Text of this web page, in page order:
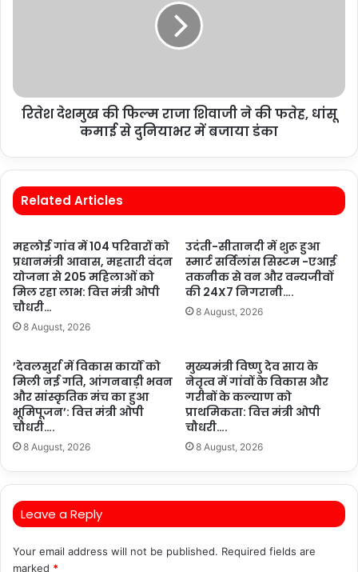
रितेश देशमुख की फिल्म राजा शिवाजी ने की फतेह, धांसू
कमाई से दुनियाभर में बजाया डंका
Related Articles
महलोई गांव में 104 परिवारों को
प्रधानमंत्री आवास, महतारी वंदन
योजना से 205 महिलाओं को
मिल रहा लाभ: वित्त मंत्री ओपी
चौधरी…
8 August, 2026
उदंती-सीतानदी में शुरू हुआ
स्मार्ट सर्विलांस सिस्टम -एआई
तकनीक से वन और वन्यजीवों
की 24X7 निगरानी….
8 August, 2026
’देवलसुर्रा में विकास कार्यों को
मिली नई गति, आंगनबाड़ी भवन
और सांस्कृतिक मंच का हुआ
भूमिपूजन’: वित्त मंत्री ओपी
चौधरी….
8 August, 2026
मुख्यमंत्री विष्णु देव साय के
नेतृत्व में गांवों के विकास और
गरीबों के कल्याण को
प्राथमिकता: वित्त मंत्री ओपी
चौधरी….
8 August, 2026
Leave a Reply
Your email address will not be published. Required fields are
marked *